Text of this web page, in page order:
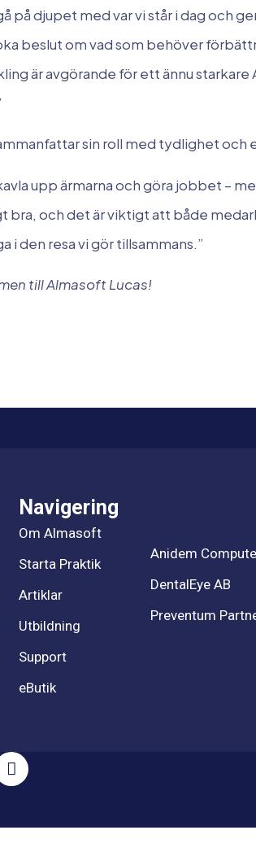
på djupet med var vi står i dag och
beslut om vad som behöver
är avgörande för ett ännu
sin roll med tydlighet och
upp ärmarna och göra jobbet –
bra, och det är viktigt att både
i den resa vi gör tillsammans.”
till Almasoft Lucas!
Navigering
Om Almasoft
Starta Praktik
Artiklar
Utbildning
Support
eButik
Anidem
DentalEye AB
Preventum